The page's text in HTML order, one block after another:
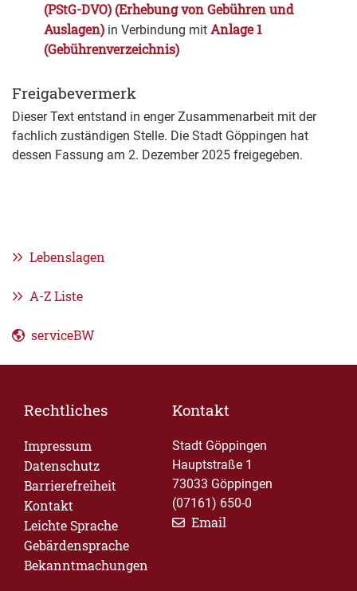
(PStG-DVO) (Erhebung von Gebühren und
Auslagen) in Verbindung mit Anlage 1
(Gebührenverzeichnis)
Freigabevermerk
Dieser Text entstand in enger Zusammenarbeit mit der
fachlich zuständigen Stelle. Die Stadt Göppingen hat
dessen Fassung am 2. Dezember 2025 freigegeben.
Lebenslagen
A-Z Liste
serviceBW
Rechtliches
Impressum
Datenschutz
Barrierefreiheit
Kontakt
Leichte Sprache
Gebärdensprache
Bekanntmachungen
Kontakt
Stadt Göppingen
Hauptstraße 1
73033 Göppingen
(07161) 650-0
Email